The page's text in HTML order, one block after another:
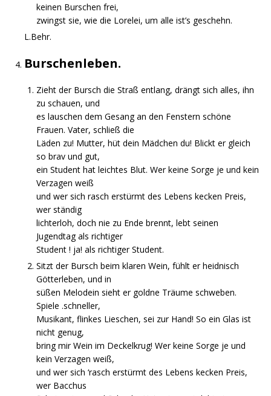
keinen Burschen frei,
zwingst sie, wie die Lorelei, um alle ist’s geschehn.
L.Behr.
Burschenleben.
Zieht der Bursch die Straß entlang, drängt sich alles, ihn
zu schauen, und
es lauschen dem Gesang an den Fenstern schöne
Frauen. Vater, schließ die
Läden zu! Mutter, hüt dein Mädchen du! Blickt er gleich
so brav und gut,
ein Student hat leichtes Blut. Wer keine Sorge je und kein
Verzagen weiß
und wer sich rasch erstürmt des Lebens kecken Preis,
wer ständig
lichterloh, doch nie zu Ende brennt, lebt seinen
Jugendtag als richtiger
Student ! ja! als richtiger Student.
Sitzt der Bursch beim klaren Wein, fühlt er heidnisch
Götterleben, und in
süßen Melodein sieht er goldne Träume schweben.
Spiele .schneller,
Musikant, flinkes Lieschen, sei zur Hand! So ein Glas ist
nicht genug,
bring mir Wein im Deckelkrug! Wer keine Sorge je und
kein Verzagen weiß,
und wer sich ‘rasch erstürmt des Lebens kecken Preis,
wer Bacchus